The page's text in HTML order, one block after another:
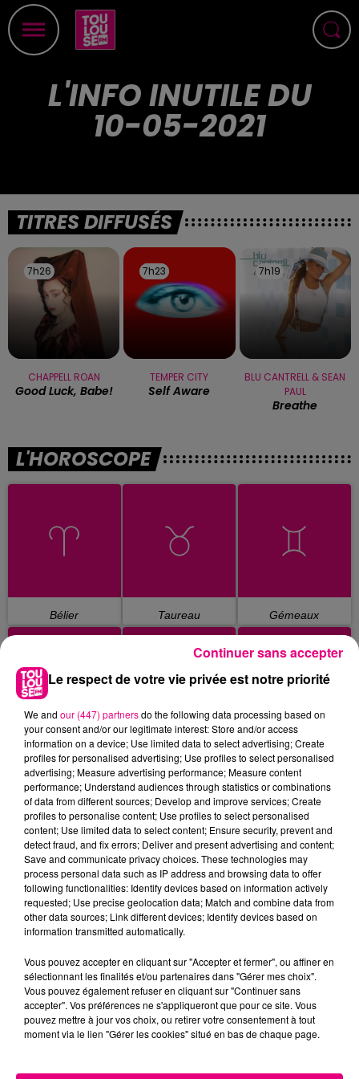
L'INFO INUTILE DU
10-05-2021
TITRES DIFFUSÉS
7h26
7h26
CHAPPELL ROAN
Good Luck, Babe!
7h23
7h23
TEMPER CITY
Self Aware
7h19
7h19
BLU CANTRELL & SEAN
PAUL
Breathe
L'HOROSCOPE
Bélier Taureau Gémeaux
Cancer Lion Vierge
Balance Scorpion Sagittaire
Poissons
Le respect de votre vie privée est notre priorité
We and our (447) partnersdo the following data processing based on
your consent and/or our legitimate interest: Store and/or access
information on a device; Use limited data to select advertising; Create
profiles for personalised advertising; Use profiles to select personalised
advertising; Measure advertising performance; Measure content
performance; Understand audiences through statistics or combinations
of data from different sources; Develop and improve services; Create
profiles to personalise content; Use profiles to select personalised
content; Use limited data to select content; Ensure security, prevent and
detect fraud, and fix errors; Deliver and present advertising and content;
Save and communicate privacy choices. These technologies may
process personal data such as IP address and browsing data to offer
following functionalities: Identify devices based on information actively
requested; Use precise geolocation data; Match and combine data from
other data sources; Link different devices; Identify devices based on
information transmitted automatically.
Vous pouvez accepter en cliquant sur "Accepter et fermer", ou affiner en
sélectionnant les finalités et/ou partenaires dans "Gérer mes choix".
Vous pouvez également refuser en cliquant sur "Continuer sans
accepter". Vos préférences ne s'appliqueront que pour ce site. Vous
pouvez mettre à jour vos choix, ou retirer votre consentement à tout
moment via le lien "Gérer les cookies" situé en bas de chaque page.
Continuer sans accepter